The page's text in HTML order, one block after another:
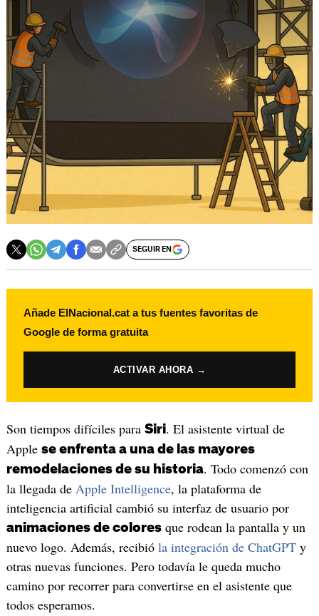
SEGUIR EN
Añade ElNacional.cat a tus fuentes favoritas de
Google de forma gratuita
ACTIVAR AHORA →
Son tiempos difíciles para Siri. El asistente virtual de
Apple se enfrenta a una de las mayores
remodelaciones de su historia. Todo comenzó con
la llegada de Apple Intelligence, la plataforma de
inteligencia artificial cambió su interfaz de usuario por
animaciones de coloresque rodean la pantalla y un
nuevo logo. Además, recibió la integración de ChatGPTy
otras nuevas funciones. Pero todavía le queda mucho
camino por recorrer para convertirse en el asistente que
todos esperamos.